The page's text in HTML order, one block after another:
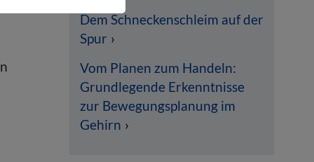
Dem Schneckenschleim auf der
Spur
Vom Planen zum Handeln:
Grundlegende Erkenntnisse
zur Bewegungsplanung im
Gehirn